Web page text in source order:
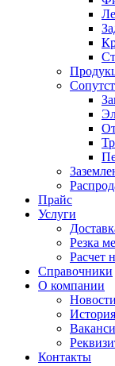
Прайс
Услуги
Резка
Расчет
Справочники
О компании
Новости
История
Контакты